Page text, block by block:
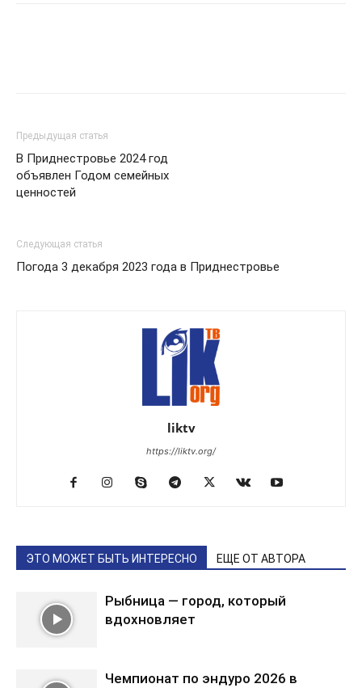
Предыдущая статья
В Приднестровье 2024 год
объявлен Годом семейных
ценностей
Следующая статья
Погода 3 декабря 2023 года в Приднестровье
liktv
https://liktv.org/
ЭТО МОЖЕТ БЫТЬ ИНТЕРЕСНО ЕЩЕ ОТ АВТОРА
Рыбница — город, который
вдохновляет
Чемпионат по эндуро 2026 в